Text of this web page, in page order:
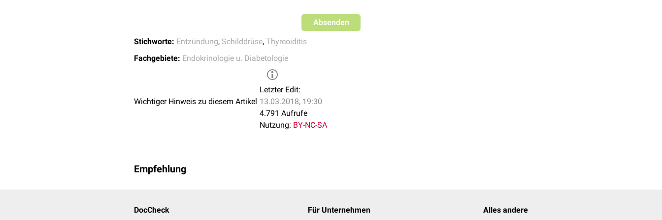
Absenden
Stichworte: Entzündung, Schilddrüse, Thyreoiditis
Fachgebiete: Endokrinologie u. Diabetologie
Wichtiger Hinweis zu diesem Artikel
Letzter Edit:
13.03.2018, 19:30
4.791 Aufrufe
Nutzung: BY-NC-SA
Empfehlung
DocCheck Für Unternehmen Alles andere